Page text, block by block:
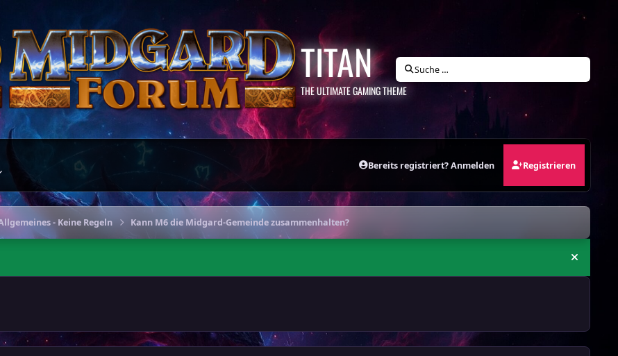
TITAN
THE ULTIMATE GAMING THEME
Suche …
Bereits registriert? Anmelden Registrieren
- Keine Regeln Kann M6 die Midgard-Gemeinde zusammenhalten?